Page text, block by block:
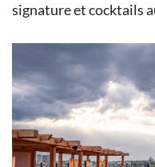
signature et cocktails